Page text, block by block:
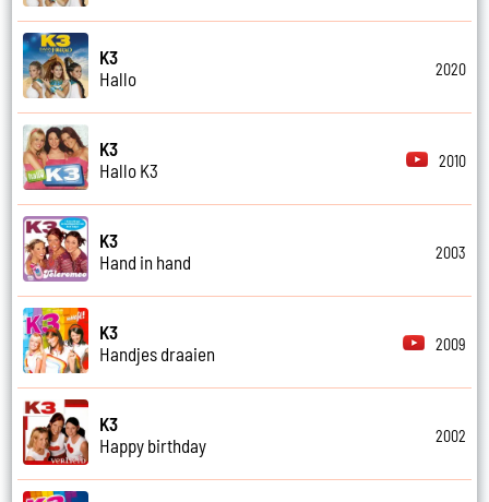
K3
Hallo
2020
K3
Hallo K3
2010
K3
Hand in hand
2003
K3
Handjes draaien
2009
K3
Happy birthday
2002